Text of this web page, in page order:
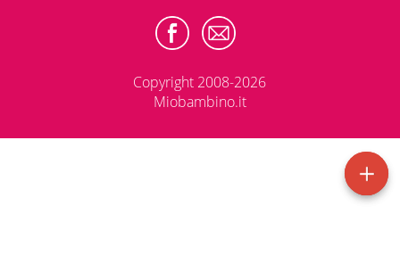
Copyright 2008-2026
Miobambino.it